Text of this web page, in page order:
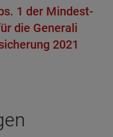
1 der Min­dest­
die Gene­rali
2021